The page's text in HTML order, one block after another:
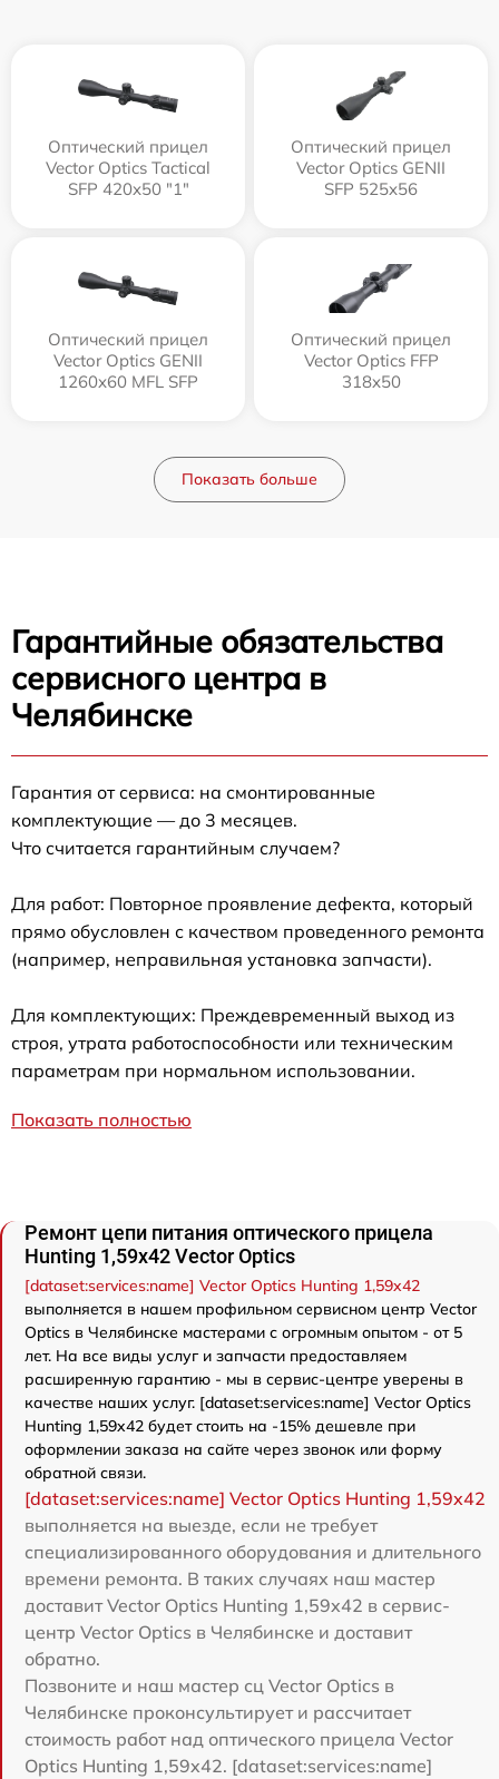
Оптический прицел
Vector Optics Tactical
SFP 420x50 "1"
Оптический прицел
Vector Optics GENII
SFP 525x56
Оптический прицел
Vector Optics GENII
1260x60 MFL SFP
Оптический прицел
Vector Optics FFP
318x50
Показать больше
Гарантийные обязательства
сервисного центра в
Челябинске
Гарантия от сервиса: на смонтированные
комплектующие — до 3 месяцев.
Что считается гарантийным случаем?
Для работ: Повторное проявление дефекта, который
прямо обусловлен с качеством проведенного ремонта
(например, неправильная установка запчасти).
Для комплектующих: Преждевременный выход из
строя, утрата работоспособности или техническим
параметрам при нормальном использовании.
Показать полностью
Ремонт цепи питания оптического прицела
Hunting 1,59x42 Vector Optics
[dataset:services:name] Vector Optics Hunting 1,59x42
выполняется в нашем профильном сервисном центр Vector
Optics в Челябинске мастерами с огромным опытом - от 5
лет. На все виды услуг и запчасти предоставляем
расширенную гарантию - мы в сервис-центре уверены в
качестве наших услуг. [dataset:services:name] Vector Optics
Hunting 1,59x42 будет стоить на -15% дешевле при
оформлении заказа на сайте через звонок или форму
обратной связи.
[dataset:services:name] Vector Optics Hunting 1,59x42
выполняется на выезде, если не требует
специализированного оборудования и длительного
времени ремонта. В таких случаях наш мастер
доставит Vector Optics Hunting 1,59x42 в сервис-
центр Vector Optics в Челябинске и доставит
обратно.
Позвоните и наш мастер сц Vector Optics в
Челябинске проконсультирует и рассчитает
стоимость работ над оптического прицела Vector
Optics Hunting 1,59x42. [dataset:services:name]